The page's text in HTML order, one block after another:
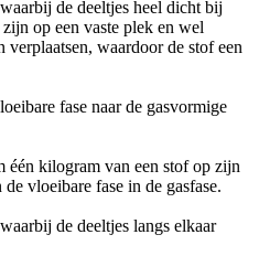
de deeltjes heel dicht bij
op een vaste plek en wel
verplaatsen, waardoor de stof een
fase naar de gasvormige
één kilogram van een stof op zijn
vloeibare fase in de gasfase.
de deeltjes langs elkaar